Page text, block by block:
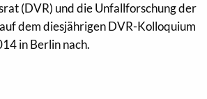
(DVR) und die Unfallforschung der
dem diesjährigen DVR-Kolloquium
in Berlin nach.